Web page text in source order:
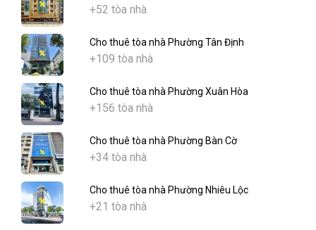
+52 tòa nhà
Cho thuê tòa nhà Phường Tân Định
+109 tòa nhà
Cho thuê tòa nhà Phường Xuân Hòa
+156 tòa nhà
Cho thuê tòa nhà Phường Bàn Cờ
+34 tòa nhà
Cho thuê tòa nhà Phường Nhiêu Lộc
+21 tòa nhà